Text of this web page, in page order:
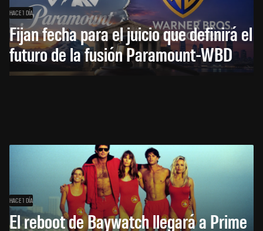
HACE 1 DÍA
Fijan fecha para el juicio que definirá el
futuro de la fusión Paramount-WBD
HACE 1 DÍA
El reboot de Baywatch llegará a Prime